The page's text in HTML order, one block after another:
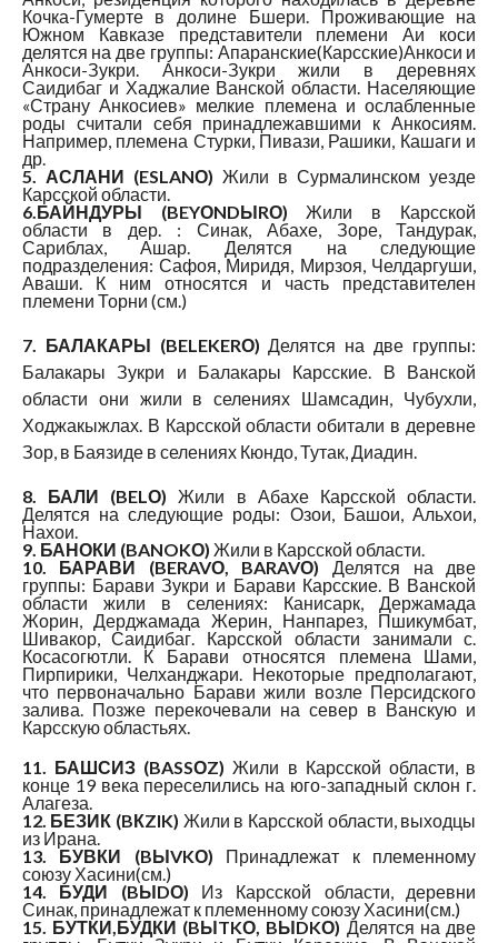
Кочка-Гумерте в долине Бшери. Проживающие на
Южном Кавказе представители племени Аи коси
делятся на две группы: Апаранские(Карсские)Анкоси и
Анкоси-Зукри. Анкоси-Зукри жили в деревнях
Саидибаг и Хаджалие Ванской области. Населяющие
«Страну Анкосиев» мелкие племена и ослабленные
роды считали себя принадлежавшими к Анкосиям.
Например, племена Стурки, Пивази, Рашики, Кашаги и
др.
5. АСЛАНИ (ESLANО) Жили в Сурмалинском уезде
Карсской области.
6.БАЙНДУРЫ (BEYОNDЫRО) Жили в Карсской
области в дер. : Синак, Абахе, Зоре, Тандурак,
Сариблах, Ашар. Делятся на следующие
подразделения: Сафоя, Миридя, Мирзоя, Челдаргуши,
Аваши. К ним относятся и часть представителен
племени Торни (см.)
7. БАЛАКАРЫ (BELEKERО) Делятся на две группы:
Балакары Зукри и Балакары Карсские. В Ванской
области они жили в селениях Шамсадин, Чубухли,
Ходжакыжлах. В Карсской области обитали в деревне
Зор, в Баязиде в селениях Кюндо, Тутак, Диадин.
8. БАЛИ (BELО) Жили в Абахе Карсской области.
Делятся на следующие роды: Озои, Башои, Альхои,
Нахои.
9. БАНОКИ (BANOKО) Жили в Карсской области.
10. БАРАВИ (BERAVО, BARAVО) Делятся на две
группы: Барави Зукри и Барави Карсские. В Ванской
области жили в селениях: Канисарк, Держамада
Жорин, Дерджамада Жерин, Нанпарез, Пшикумбат,
Шивакор, Саидибаг. Карсской области занимали с.
Косасогютли. К Барави относятся племена Шами,
Пирпирики, Челханджари. Некоторые предполагают,
что первоначально Барави жили возле Персидского
залива. Позже перекочевали на север в Ванскую и
Карсскую областьях.
11. БАШСИЗ (BASSОZ) Жили в Карсской области, в
конце 19 века переселились на юго-западный склон г.
Алагеза.
12. БЕЗИК (BКZlK) Жили в Карсской области, выходцы
из Ирана.
13. БУВКИ (BЫVKО) Принадлежат к племенному
союзу Хасини(см.)
14. БУДИ (BЫDО) Из Карсской области, деревни
Синак, принадлежат к племенному союзу Хасини(см.)
15. БУТКИ,БУДКИ (BЫTKО, BЫDKО) Делятся на две